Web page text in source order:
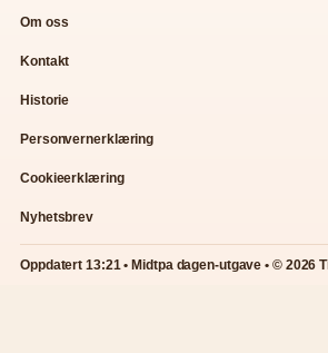
Om oss
Kontakt
Historie
Personvernerklæring
Cookieerklæring
Nyhetsbrev
Oppdatert 13:21 • Midtpa dagen-utgave • © 2026